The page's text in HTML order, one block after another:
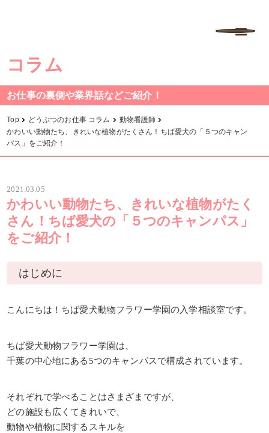
学校法人中村学園 専門学校ちば愛犬動物フラワー学園
MENU
コラム
お仕事の裏側や業界話などご紹介！
Top どうぶつのお仕事 コラム
動物看護師
かわいい動物たち、きれいな植物がたくさん！ちば愛犬の「５つのキャン
パス」をご紹介！
2021.03.05
かわいい動物たち、きれいな植物がたく
さん！ちば愛犬の「５つのキャンパス」
をご紹介！
はじめに
こんにちは！ちば愛犬動物フラワー学園の入学相談室です。
ちば愛犬動物フラワー学園は、
千葉の中心地にある5つのキャンパスで構成されています。
それぞれで学べることはさまざまですが、
どの施設も広くてきれいで、
動物や植物に関するスキルを